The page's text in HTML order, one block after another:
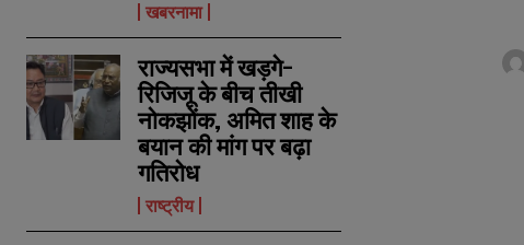
खबरनामा
राज्यसभा में खड़गे-
रिजिजू के बीच तीखी
नोकझोंक, अमित शाह के
बयान की मांग पर बढ़ा
गतिरोध
राष्ट्रीय